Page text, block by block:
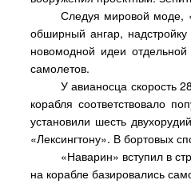
Следуя мировой моде,
обширный ангар,
новомодной идеи
самолетов.
У авианосца скорость
корабля соответствовало
установили шесть
«Лексингтону». В бортовых
«Наварин» вступил в
на корабле базировались